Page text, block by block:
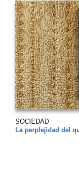
SOCIEDAD
La perplejidad del